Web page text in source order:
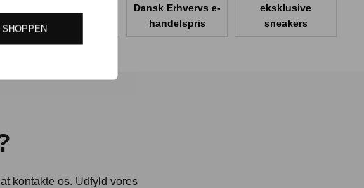
kunder i Danmark
Dansk Erhvervs e-
handelspris
eksklusive
sneakers
kontakte os. Udfyld vores